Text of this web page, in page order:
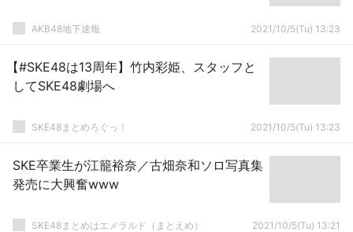
AKB48地下速報 2021/10/5(Tu) 13:23
【#SKE48は13周年】竹内彩姫、スタッフと
してSKE48劇場へ
SKE48まとめろぐっ！ 2021/10/5(Tu) 13:23
SKE卒業生が江籠裕奈／古畑奈和ソロ写真集
発売に大興奮www
SKE48まとめはエメラルド（まとえめ） 2021/10/5(Tu) 13:21